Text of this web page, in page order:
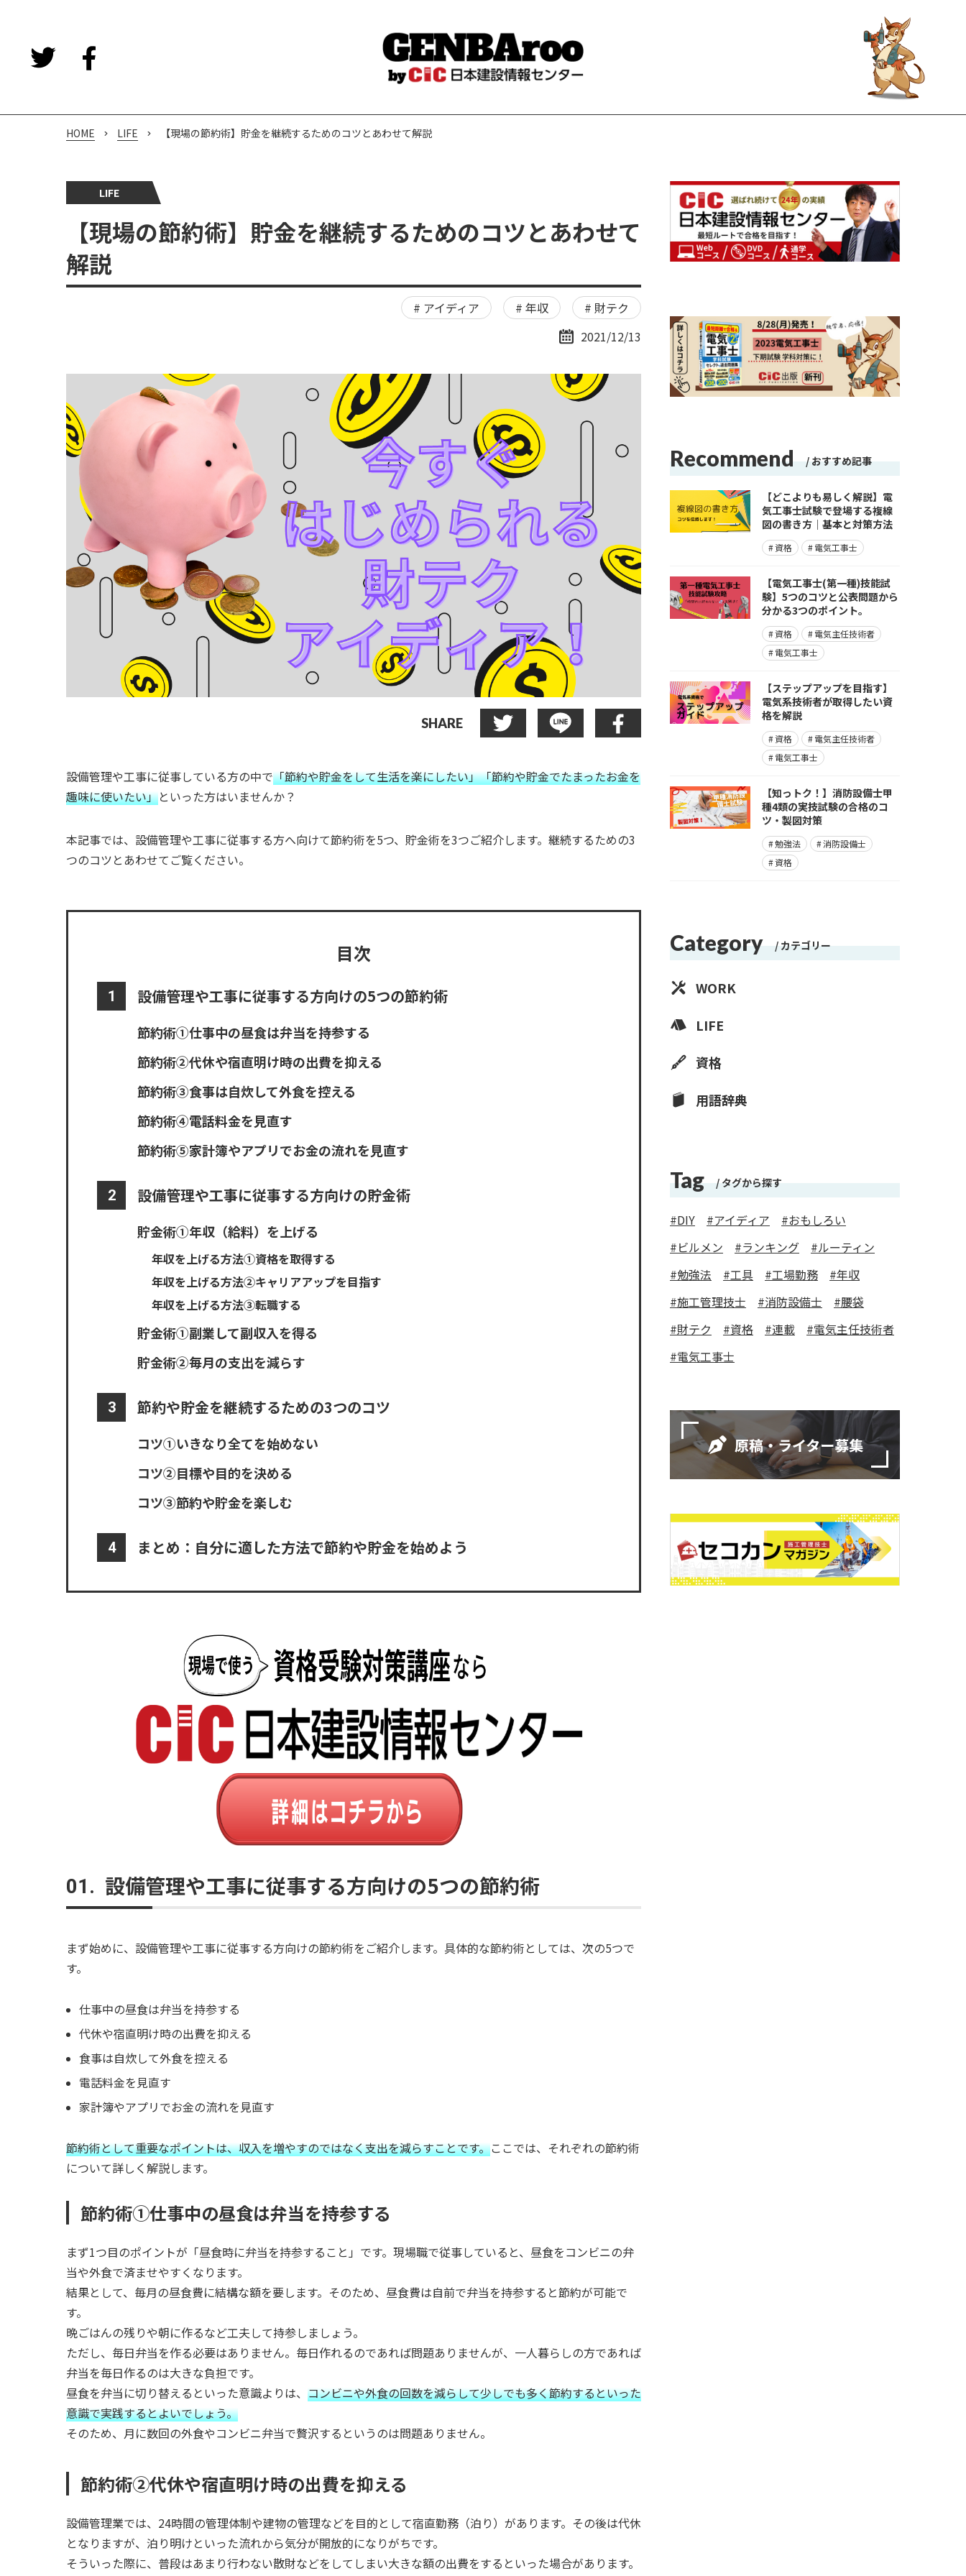
HOME LIFE 【現場の節約術】貯金を継続するためのコツとあわせて解説
LIFE
【現場の節約術】貯金を継続するためのコツとあわせて
解説
アイディア 年収
財テク
2021/12/13
SHARE
設備管理や工事に従事している方の中で「節約や貯金をして生活を楽にしたい」「節約や貯金でたまったお金を
趣味に使いたい」といった方はいませんか？
本記事では、設備管理や工事に従事する方へ向けて節約術を5つ、貯金術を3つご紹介します。継続するための3
つのコツとあわせてご覧ください。
目次
設備管理や工事に従事する方向けの5つの節約術
節約術①仕事中の昼食は弁当を持参する
節約術②代休や宿直明け時の出費を抑える
節約術③食事は自炊して外食を控える
節約術④電話料金を見直す
節約術⑤家計簿やアプリでお金の流れを見直す
設備管理や工事に従事する方向けの貯金術
貯金術①年収（給料）を上げる
年収を上げる方法①資格を取得する
年収を上げる方法②キャリアアップを目指す
年収を上げる方法③転職する
貯金術①副業して副収入を得る
貯金術②毎月の支出を減らす
節約や貯金を継続するための3つのコツ
コツ①いきなり全てを始めない
コツ②目標や目的を決める
コツ③節約や貯金を楽しむ
まとめ：自分に適した方法で節約や貯金を始めよう
01. 設備管理や工事に従事する方向けの5つの節約術
まず始めに、設備管理や工事に従事する方向けの節約術をご紹介します。具体的な節約術としては、次の5つで
す。
仕事中の昼食は弁当を持参する
代休や宿直明け時の出費を抑える
食事は自炊して外食を控える
電話料金を見直す
家計簿やアプリでお金の流れを見直す
節約術として重要なポイントは、収入を増やすのではなく支出を減らすことです。ここでは、それぞれの節約術
について詳しく解説します。
節約術①仕事中の昼食は弁当を持参する
まず1つ目のポイントが「昼食時に弁当を持参すること」です。現場職で従事していると、昼食をコンビニの弁
当や外食で済ませやすくなります。
結果として、毎月の昼食費に結構な額を要します。そのため、昼食費は自前で弁当を持参すると節約が可能で
す。
晩ごはんの残りや朝に作るなど工夫して持参しましょう。
ただし、毎日弁当を作る必要はありません。毎日作れるのであれば問題ありませんが、一人暮らしの方であれば
弁当を毎日作るのは大きな負担です。
昼食を弁当に切り替えるといった意識よりは、 コンビニや外食の回数を減らして少しでも多く節約するといった
意識で実践するとよいでしょう。
そのため、月に数回の外食やコンビニ弁当で贅沢するというのは問題ありません。
節約術②代休や宿直明け時の出費を抑える
設備管理業では、24時間の管理体制や建物の管理などを目的として宿直勤務（泊り）があります。その後は代休
となりますが、泊り明けといった流れから気分が開放的になりがちです。
そういった際に、普段はあまり行わない散財などをしてしまい大きな額の出費をするといった場合があります。
Recommend おすすめ記事
【どこよりも易しく解説】電
気工事士試験で登場する複線
図の書き方｜基本と対策方法
資格 電気工事士
【電気工事士(第一種)技能試
験】5つのコツと公表問題から
分かる3つのポイント。
資格
電気主任技術者
電気工事士
【ステップアップを目指す】
電気系技術者が取得したい資
格を解説
資格
電気主任技術者
電気工事士
【知っトク！】消防設備士甲
種4類の実技試験の合格のコ
ツ・製図対策
勉強法
消防設備士
資格
Category カテゴリー
WORK
LIFE
資格
用語辞典
Tag タグから探す
DIY アイディア
おもしろい
ビルメン
ランキング
ルーティン
勉強法
工具 工場勤務
年収
施工管理技士
消防設備士
腰袋
財テク
資格 連載
電気主任技術者
電気工事士